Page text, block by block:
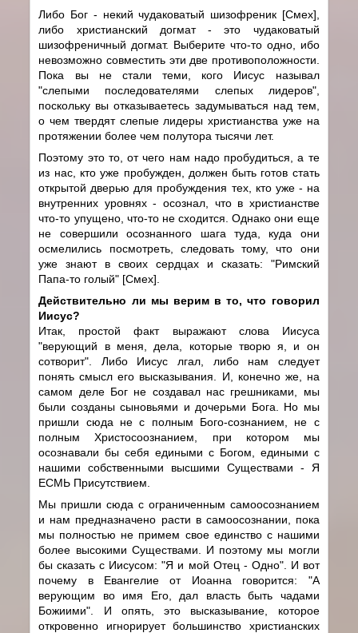
Либо Бог - некий чудаковатый шизофреник [Смех],
либо христианский догмат - это чудаковатый
шизофреничный догмат. Выберите что-то одно, ибо
невозможно совместить эти две противоположности.
Пока вы не стали теми, кого Иисус называл
"слепыми последователями слепых лидеров",
поскольку вы отказываетесь задумываться над тем,
о чем твердят слепые лидеры христианства уже на
протяжении более чем полутора тысячи лет.
Поэтому это то, от чего нам надо пробудиться, а те
из нас, кто уже пробужден, должен быть готов стать
открытой дверью для пробуждения тех, кто уже - на
внутренних уровнях - осознал, что в христианстве
что-то упущено, что-то не сходится. Однако они еще
не совершили осознанного шага туда, куда они
осмелились посмотреть, следовать тому, что они
уже знают в своих сердцах и сказать: "Римский
Папа-то голый" [Смех].
Действительно ли мы верим в то, что говорил
Иисус?
Итак, простой факт выражают слова Иисуса
"верующий в меня, дела, которые творю я, и он
сотворит". Либо Иисус лгал, либо нам следует
понять смысл его высказывания. И, конечно же, на
самом деле Бог не создавал нас грешниками, мы
были созданы сыновьями и дочерьми Бога. Но мы
пришли сюда не с полным Бого-сознанием, не с
полным Христосоознанием, при котором мы
осознавали бы себя едиными с Богом, едиными с
нашими собственными высшими Существами - Я
ЕСМЬ Присутствием.
Мы пришли сюда с ограниченным самоосознанием
и нам предназначено расти в самоосознании, пока
мы полностью не примем свое единство с нашими
более высокими Существами. И поэтому мы могли
бы сказать с Иисусом: "Я и мой Отец - Одно". И вот
почему в Евангелие от Иоанна говорится: "А
верующим во имя Его, дал власть быть чадами
Божиими". И опять, это высказывание, которое
откровенно игнорирует большинство христианских